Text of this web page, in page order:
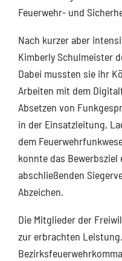
Feuerwehr- und
Nach kurzer aber
Kimberly Schulmeister
Dabei mussten sie ihr
Arbeiten mit dem
Absetzen von
in der Einsatzleitung,
dem
konnte das
abschließenden
Abzeichen.
Die Mitglieder der
zur erbrachten Leistung.